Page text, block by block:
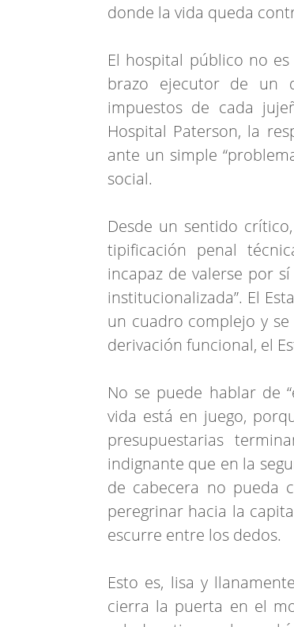
donde la vida queda
El hospital público no
brazo ejecutor de un
impuestos de cada
Hospital Paterson, la
ante un simple
social.
Desde un sentido
tipificación penal
incapaz de valerse por
institucionalizada”. El
un cuadro complejo y
derivación funcional, el
No se puede hablar de
vida está en juego,
presupuestarias
indignante que en la
de cabecera no pueda
peregrinar hacia la
escurre entre los dedos.
Esto es, lisa y
cierra la puerta en el